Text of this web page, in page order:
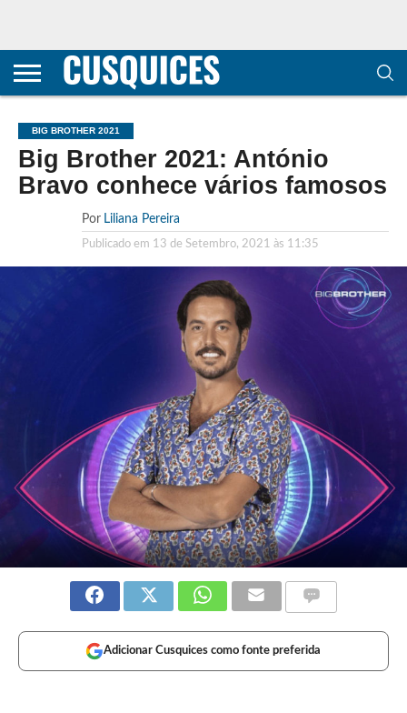
CONTACTOS
HOME
POLÍTICA DE
E COOKIES
SOBRE
TERMOS E
TRANSPARÊNCIA
METODOLOGIA
BIG BROTHER 2021
Big Brother 2021: António
Bravo conhece vários famosos
Por Liliana Pereira
Publicado em 13 de Setembro, 2021 às 11:35
Adicionar Cusquices como fonte preferida